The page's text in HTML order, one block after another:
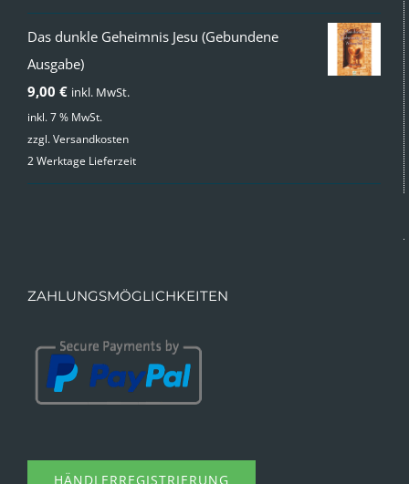
Das dunkle Geheimnis Jesu (Gebundene
Ausgabe)
9,00 € inkl. MwSt.
inkl. 7 % MwSt.
zzgl.Versandkosten
2 Werktage Lieferzeit
ZAHLUNGSMÖGLICHKEITEN
HÄNDLERREGISTRIERUNG